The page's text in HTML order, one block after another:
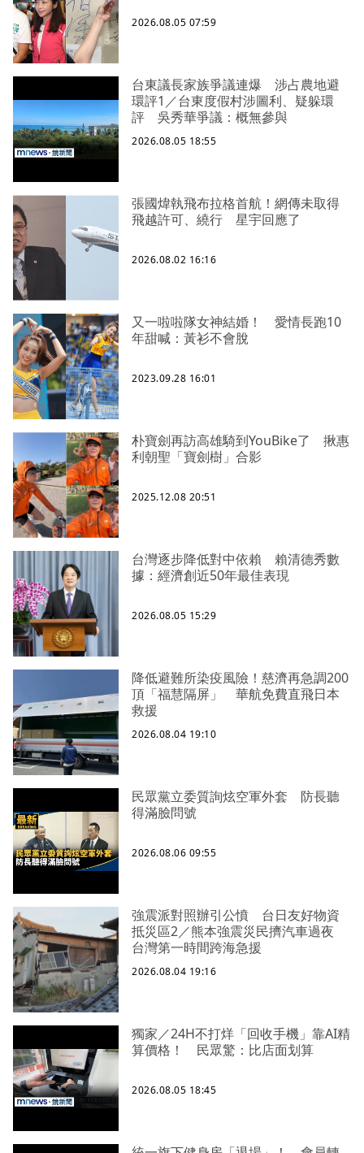
2026.08.05 07:59
台東議長家族爭議連爆 涉占農地避
環評1／台東度假村涉圖利、疑躲環
評 吳秀華爭議：概無參與
2026.08.05 18:55
張國煒執飛布拉格首航！網傳未取得
飛越許可、繞行 星宇回應了
2026.08.02 16:16
又一啦啦隊女神結婚！ 愛情長跑10
年甜喊：黃衫不會脫
2023.09.28 16:01
朴寶劍再訪高雄騎到YouBike了 揪惠
利朝聖「寶劍樹」合影
2025.12.08 20:51
台灣逐步降低對中依賴 賴清德秀數
據：經濟創近50年最佳表現
2026.08.05 15:29
降低避難所染疫風險！慈濟再急調200
頂「福慧隔屏」 華航免費直飛日本
救援
2026.08.04 19:10
民眾黨立委質詢炫空軍外套 防長聽
得滿臉問號
2026.08.06 09:55
強震派對照辦引公憤 台日友好物資
抵災區2／熊本強震災民擠汽車過夜
台灣第一時間跨海急援
2026.08.04 19:16
獨家／24H不打烊「回收手機」靠AI精
算價格！ 民眾驚：比店面划算
2026.08.05 18:45